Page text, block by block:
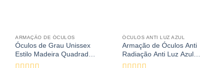
ARMAÇÃO DE ÓCULOS
Óculos de Grau Unissex
Estilo Madeira Quadrado
Retrô Vintage
ÓCULOS ANTI LUZ AZUL
Armação de Óculos Anti
Radiação Anti Luz Azul
Quadro Redondo